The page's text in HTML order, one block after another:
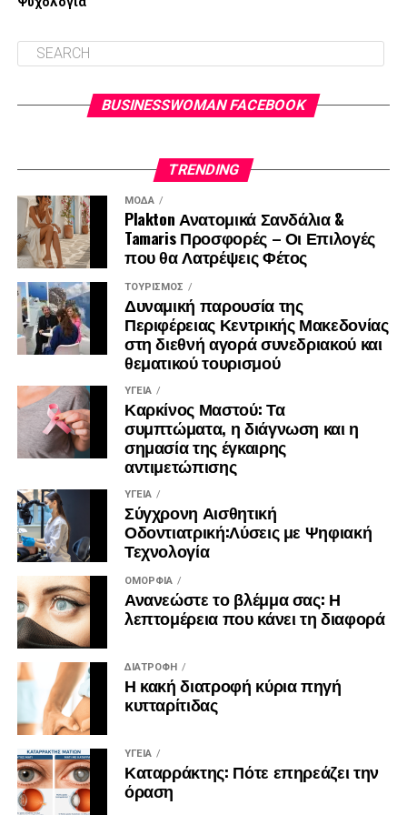
BUSINESSWOMAN FACEBOOK
TRENDING
ΜΌΔΑ
Plakton Ανατομικά Σανδάλια &
Tamaris Προσφορές – Οι Επιλογές
που θα Λατρέψεις Φέτος
ΤΟΥΡΙΣΜΌΣ
Δυναμική παρουσία της
Περιφέρειας Κεντρικής Μακεδονίας
στη διεθνή αγορά συνεδριακού και
θεματικού τουρισμού
ΥΓΕΊΑ
Καρκίνος Μαστού: Τα
συμπτώματα, η διάγνωση και η
σημασία της έγκαιρης
αντιμετώπισης
ΥΓΕΊΑ
Σύγχρονη Αισθητική
Οδοντιατρική:Λύσεις με Ψηφιακή
Τεχνολογία
ΟΜΟΡΦΙΆ
Ανανεώστε το βλέμμα σας: Η
λεπτομέρεια που κάνει τη διαφορά
ΔΙΑΤΡΟΦΉ
Η κακή διατροφή κύρια πηγή
κυτταρίτιδας
ΥΓΕΊΑ
Καταρράκτης: Πότε επηρεάζει την
όραση